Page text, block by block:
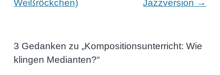
Weißröckchen)
Jazzversion →
3 Gedanken zu „Kompositionsunterricht: Wie
klingen Medianten?“